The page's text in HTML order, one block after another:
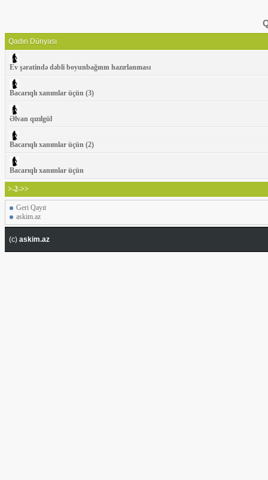
Qadın Dünyası
Ev şəratində dəbli boyunbağının hazırlanması
Bacarıqlı xanımlar üçün (3)
Əlvan qızılgül
Bacarıqlı xanımlar üçün (2)
Bacarıqlı xanımlar üçün
>-2->>
Geri Qayıt
askim.az
(c) askim.az